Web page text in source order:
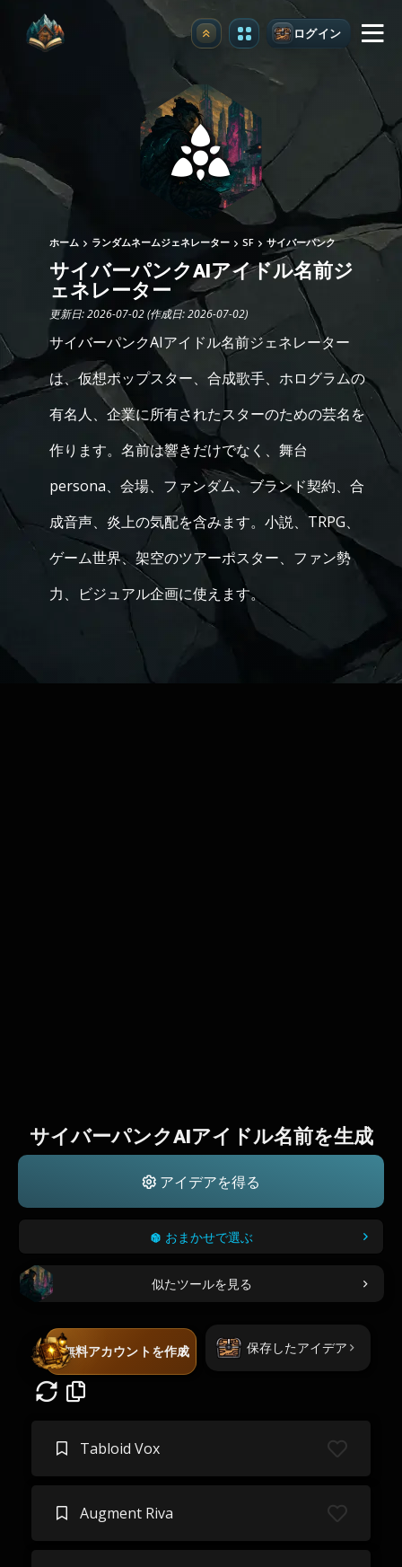
アップグレード ログイン
ホーム ランダムネームジェネレーター SF サイバーパンク
サイバーパンクAIアイドル名前ジ
ェネレーター
更新日: 2026-07-02 (作成日: 2026-07-02)
サイバーパンクAIアイドル名前ジェネレーター
は、仮想ポップスター、合成歌手、ホログラムの
有名人、企業に所有されたスターのための芸名を
作ります。名前は響きだけでなく、舞台
persona、会場、ファンダム、ブランド契約、合
成音声、炎上の気配を含みます。小説、TRPG、
ゲーム世界、架空のツアーポスター、ファン勢
力、ビジュアル企画に使えます。
サイバーパンクAIアイドル名前を生成
アイデアを得る
おまかせで選ぶ
似たツールを見る
無料アカウントを作成 保存したアイデア
Tabloid Vox
Augment Riva